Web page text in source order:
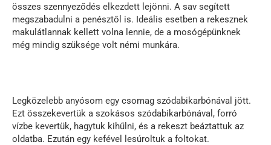
összes szennyeződés elkezdett lejönni. A sav segített
megszabadulni a penésztől is. Ideális esetben a rekesznek
makulátlannak kellett volna lennie, de a mosógépünknek
még mindig szüksége volt némi munkára.
Legközelebb anyósom egy csomag szódabikarbónával jött.
Ezt összekevertük a szokásos szódabikarbónával, forró
vízbe kevertük, hagytuk kihűlni, és a rekeszt beáztattuk az
oldatba. Ezután egy kefével lesúroltuk a foltokat.